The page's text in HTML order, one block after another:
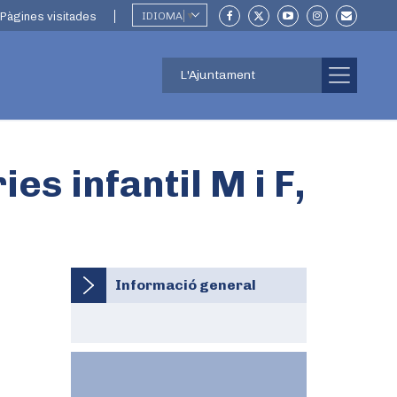
Pàgines visitades IDIOMA ▼
L'Ajuntament
infantil M i F,
Informació general